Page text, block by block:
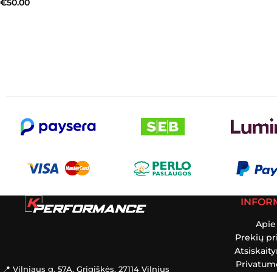
€50.00
📍 Vilniaus g. 57A, Grigiškės, 27114 Vilnius
Prekių